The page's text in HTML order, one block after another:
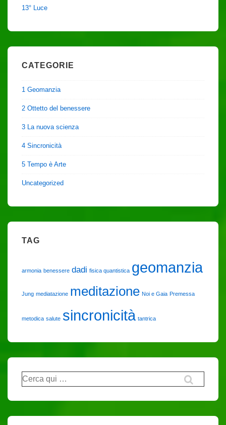
13° Luce
CATEGORIE
1 Geomanzia
2 Ottetto del benessere
3 La nuova scienza
4 Sincronicità
5 Tempo è Arte
Uncategorized
TAG
armonia benessere dadi fisica quantistica geomanzia
Jung mediatazione meditazione Noi e Gaia Premessa
metodica salute sincronicità tantrica
Cerca: